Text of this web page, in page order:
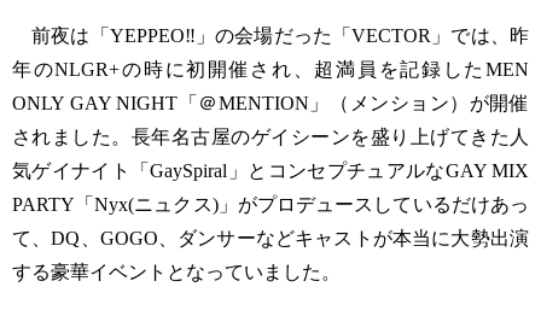
前夜は「YEPPEO‼︎」の会場だった「VECTOR」では、昨
年のNLGR+の時に初開催され、超満員を記録したMEN
ONLY GAY NIGHT「＠MENTION」（メンション）が開催
されました。長年名古屋のゲイシーンを盛り上げてきた人
気ゲイナイト「GaySpiral」とコンセプチュアルなGAY MIX
PARTY「Nyx(ニュクス)」がプロデュースしているだけあっ
て、DQ、GOGO、ダンサーなどキャストが本当に大勢出演
する豪華イベントとなっていました。